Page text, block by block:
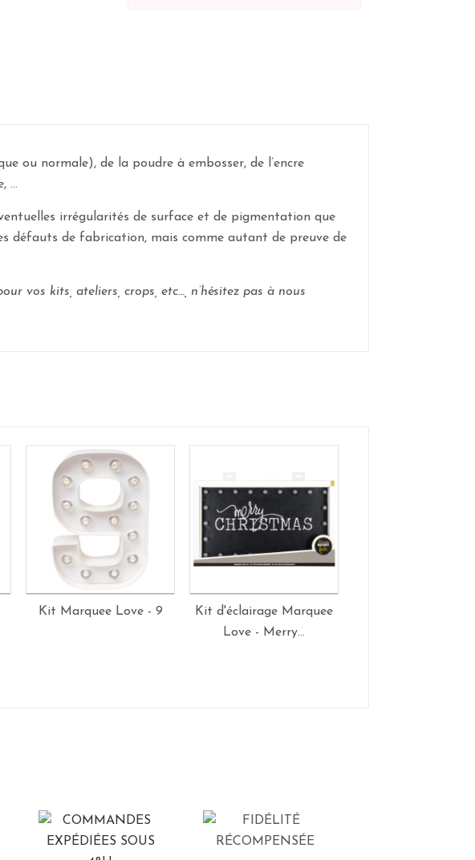
ou normale), de la poudre à embosser, de l’encre
…
irrégularités de surface et de pigmentation que
défauts de fabrication, mais comme autant de preuve de
vos kits, ateliers, crops, etc…, n’hésitez pas à nous
Kit Marquee Love - 9
Kit d'éclairage Marquee
Love - Merry...